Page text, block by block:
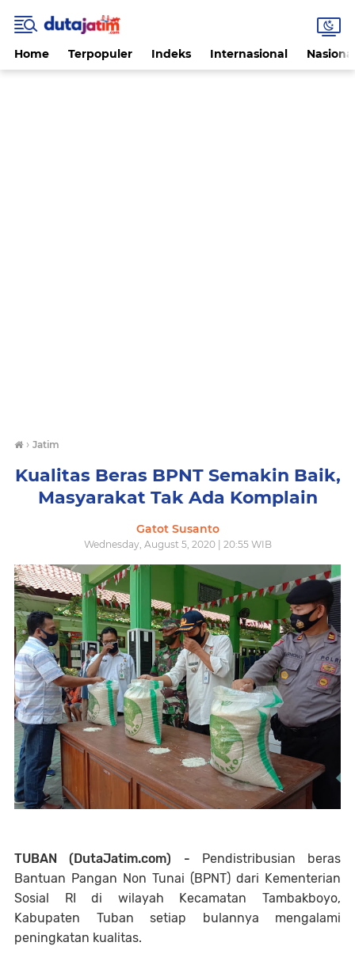
Home Terpopuler Indeks Internasional
› Jatim
Kualitas Beras BPNT Semakin Baik,
Masyarakat Tak Ada Komplain
Gatot Susanto
Wednesday, August 5, 2020 | 20:55 WIB
TUBAN (DutaJatim.com) - Pendistribusian beras
Bantuan Pangan Non Tunai (BPNT) dari Kementerian
Sosial RI di wilayah Kecamatan Tambakboyo,
Kabupaten Tuban setiap bulannya mengalami
peningkatan kualitas.